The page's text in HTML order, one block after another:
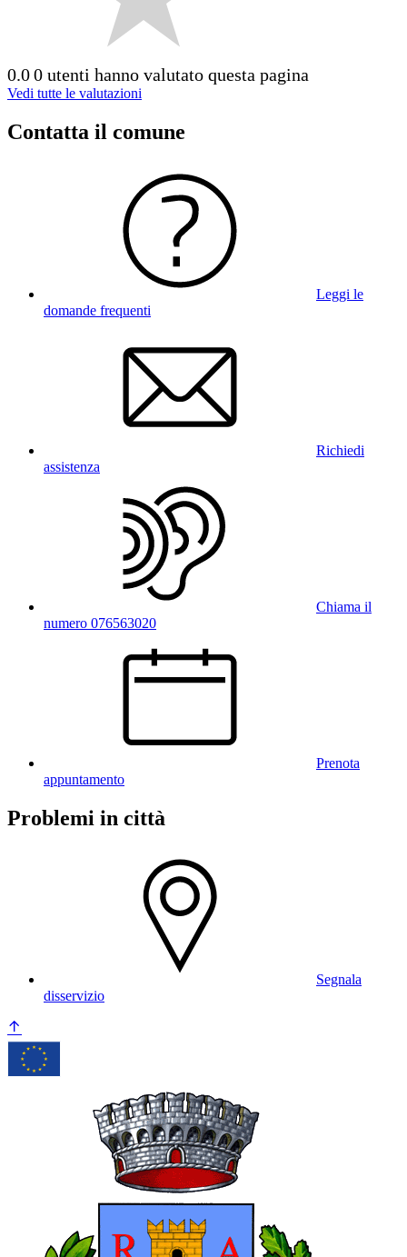
0.00 utenti hanno valutato questa pagina
Vedi tutte le valutazioni
Contatta il comune
Leggi le
domande frequenti
Richiedi
assistenza
Chiama il
numero 076563020
Prenota
appuntamento
Problemi in città
Segnala
disservizio